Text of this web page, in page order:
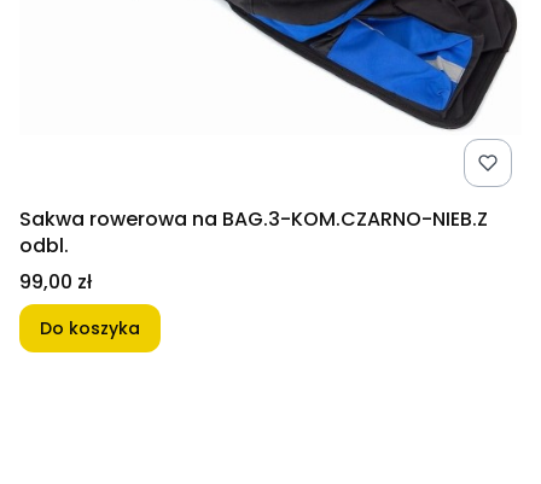
Sakwa rowerowa na BAG.3-KOM.CZARNO-NIEB.Z
odbl.
Cena
99,00 zł
Do koszyka